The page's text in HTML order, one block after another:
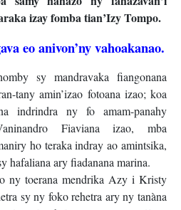
izay fomba tian’Izy Tompo.
eo anivon’ny vahoakanao.
sy mandravaka fiangonana
tany amin’izao fotoana izao; koa
indrindra ny fo amam-panahy
Fiaviana izao, mba
ho teraka indray ao amintsika,
hafaliana ary fiadanana marina.
ny toerana mendrika Azy i Kristy
sy ny foko rehetra ary ny tanàna